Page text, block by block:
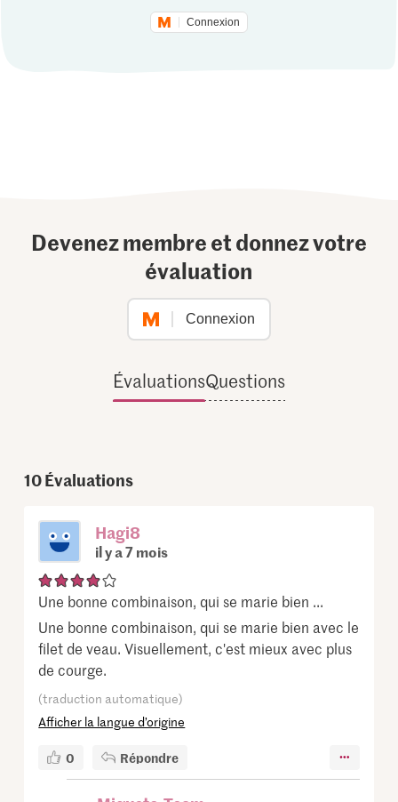
Connexion
Devenez membre et donnez votre
évaluation
Connexion
ÉvaluationsQuestions
10Évaluations
Hagi8
il y a 7 mois
Une bonne combinaison, qui se marie bien ...
Une bonne combinaison, qui se marie bien avec le
filet de veau. Visuellement, c'est mieux avec plus
de courge.
(traduction automatique)
Afficher la langue d’origine
0 Répondre